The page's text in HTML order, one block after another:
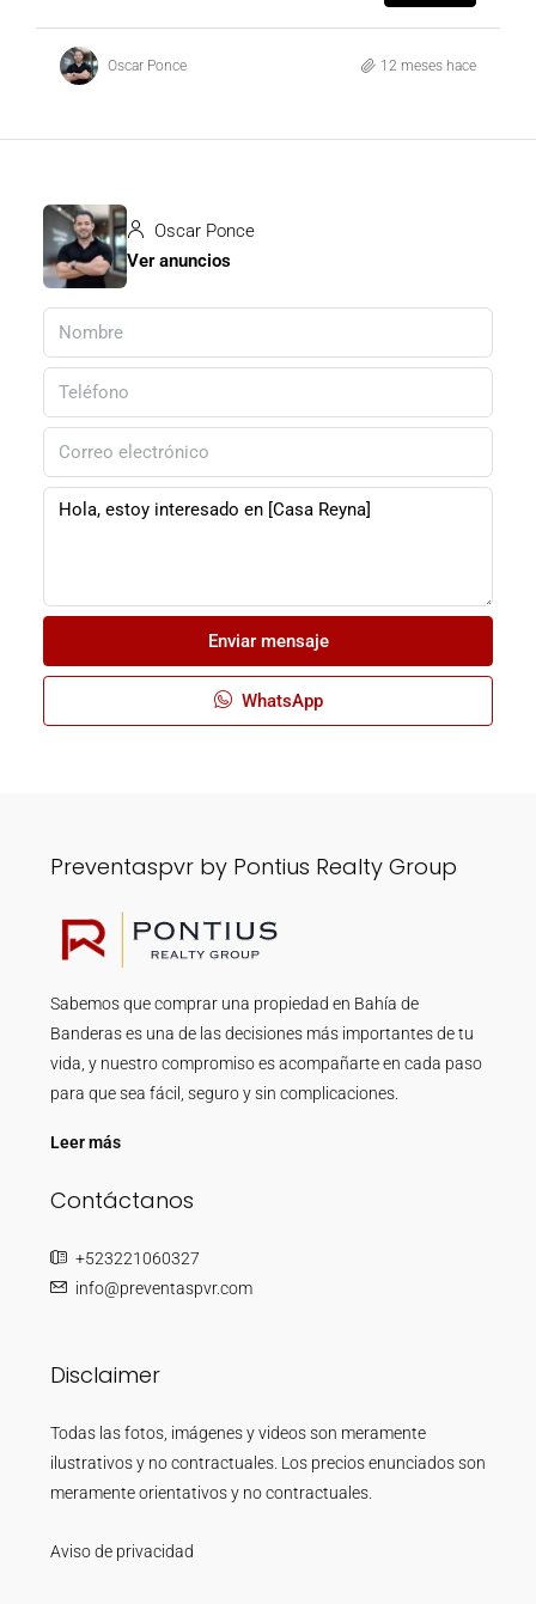
Oscar Ponce 12 meses hace
Oscar Ponce
Ver anuncios
Enviar mensaje
WhatsApp
Preventaspvr by Pontius Realty Group
Sabemos que comprar una propiedad en Bahía de
Banderas es una de las decisiones más importantes de tu
vida, y nuestro compromiso es acompañarte en cada paso
para que sea fácil, seguro y sin complicaciones.
Leer más
Contáctanos
+523221060327
info@preventaspvr.com
Disclaimer
Todas las fotos, imágenes y videos son meramente
ilustrativos y no contractuales. Los precios enunciados son
meramente orientativos y no contractuales.
Aviso de privacidad